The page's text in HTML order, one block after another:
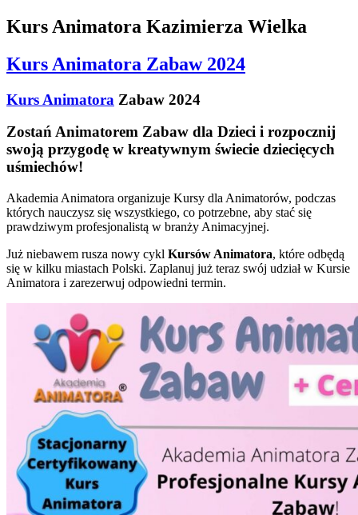
Kurs Animatora Kazimierza Wielka
Kurs Animatora Zabaw 2024
Kurs Animatora Zabaw 2024
Zostań Animatorem Zabaw dla Dzieci i rozpocznij
swoją przygodę w kreatywnym świecie dziecięcych
uśmiechów!
Akademia Animatora organizuje Kursy dla Animatorów, podczas
których nauczysz się wszystkiego, co potrzebne, aby stać się
prawdziwym profesjonalistą w branży Animacyjnej.
Już niebawem rusza nowy cykl Kursów Animatora, które odbędą
się w kilku miastach Polski. Zaplanuj już teraz swój udział w Kursie
Animatora i zarezerwuj odpowiedni termin.